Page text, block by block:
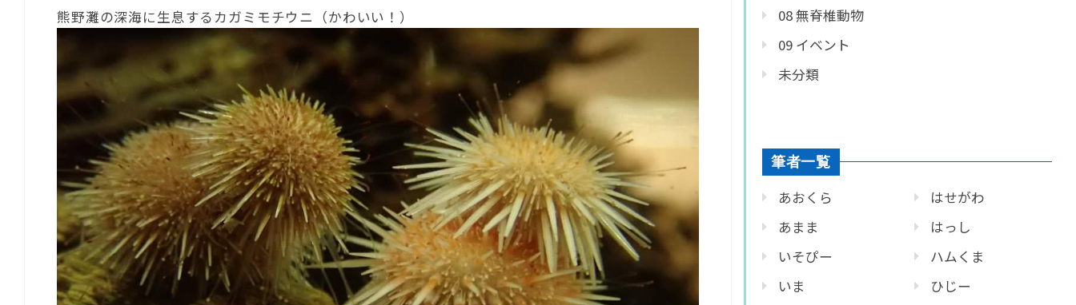
熊野灘の深海に生息するカガミモチウニ（かわいい！）
08 無脊椎動物
09 イベント
未分類
筆者一覧
あおくら
あまま
いそぴー
いま
はせがわ
はっし
ハムくま
ひじー